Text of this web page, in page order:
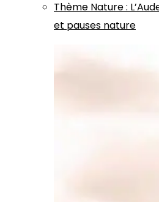
Thème Nature:
et pauses nature